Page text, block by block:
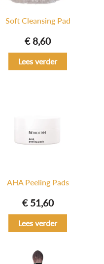
Soft Cleansing Pad
€8,60
Lees verder
AHA Peeling Pads
€51,60
Lees verder